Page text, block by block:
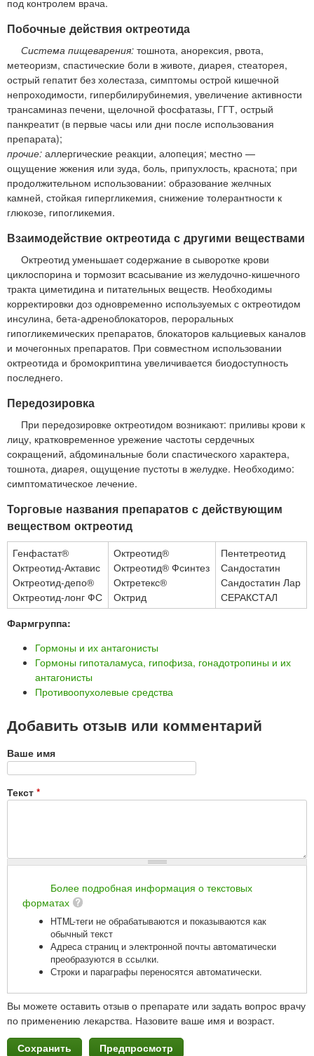
Побочные действия октреотида
Система пищеварения: тошнота, анорексия, рвота,
метеоризм, спастические боли в животе, диарея, стеаторея,
острый гепатит без холестаза, симптомы острой кишечной
непроходимости, гипербилирубинемия, увеличение активности
трансаминаз печени, щелочной фосфатазы, ГГТ, острый
панкреатит (в первые часы или дни после использования
препарата);
прочие: аллергические реакции, алопеция; местно —
ощущение жжения или зуда, боль, припухлость, краснота; при
продолжительном использовании: образование желчных
камней, стойкая гипергликемия, снижение толерантности к
глюкозе, гипогликемия.
Взаимодействие октреотида с другими веществами
Октреотид уменьшает содержание в сыворотке крови
циклоспорина и тормозит всасывание из желудочно-кишечного
тракта циметидина и питательных веществ. Необходимы
корректировки доз одновременно используемых с октреотидом
инсулина, бета-адреноблокаторов, пероральных
гипогликемических препаратов, блокаторов кальциевых каналов
и мочегонных препаратов. При совместном использовании
октреотида и бромокриптина увеличивается биодоступность
последнего.
Передозировка
При передозировке октреотидом возникают: приливы крови к
лицу, кратковременное урежение частоты сердечных
сокращений, абдоминальные боли спастического характера,
тошнота, диарея, ощущение пустоты в желудке. Необходимо:
симптоматическое лечение.
Торговые названия препаратов с действующим
веществом октреотид
Генфастат®
Октреотид-Актавис
Октреотид-депо®
Октреотид-лонг ФС
Октреотид®
Октреотид® Фсинтез
Октретекс®
Октрид
Пентетреотид
Сандостатин
Сандостатин Лар
СЕРАКСТАЛ
Фармгруппа:
Гормоны и их антагонисты
Гормоны гипоталамуса, гипофиза, гонадотропины и их
антагонисты
Противоопухолевые средства
Добавить отзыв или комментарий
Ваше имя
Текст *
Более подробная информация о текстовых
форматах
HTML-теги не обрабатываются и показываются как
обычный текст
Адреса страниц и электронной почты автоматически
преобразуются в ссылки.
Строки и параграфы переносятся автоматически.
Вы можете оставить отзыв о препарате или задать вопрос врачу
по применению лекарства. Назовите ваше имя и возраст.